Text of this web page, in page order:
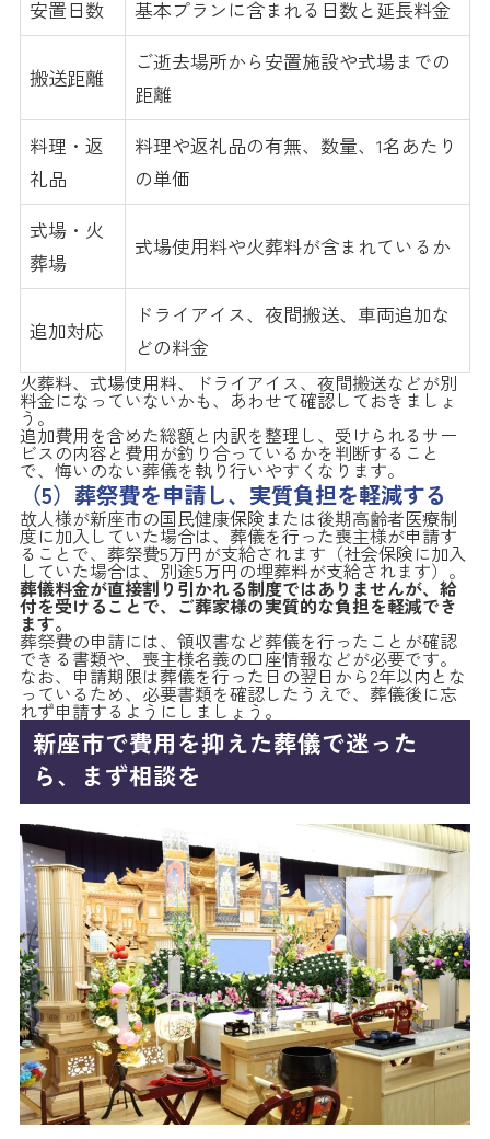
安置日数 基本プランに含まれる日数と延長料金
搬送距離
ご逝去場所から安置施設や式場までの
距離
料理・返
礼品
料理や返礼品の有無、数量、1名あたり
の単価
式場・火
葬場
式場使用料や火葬料が含まれているか
追加対応
ドライアイス、夜間搬送、車両追加な
どの料金
火葬料、式場使用料、ドライアイス、夜間搬送などが別
料金になっていないかも、あわせて確認しておきましょ
う。
追加費用を含めた総額と内訳を整理し、受けられるサー
ビスの内容と費用が釣り合っているかを判断すること
で、悔いのない葬儀を執り行いやすくなります。
（5）葬祭費を申請し、実質負担を軽減する
故人様が新座市の国民健康保険または後期高齢者医療制
度に加入していた場合は、葬儀を行った喪主様が申請す
ることで、葬祭費5万円が支給されます（社会保険に加入
していた場合は、別途5万円の埋葬料が支給されます）。
葬儀料金が直接割り引かれる制度ではありませんが、給
付を受けることで、ご葬家様の実質的な負担を軽減でき
ます。
葬祭費の申請には、領収書など葬儀を行ったことが確認
できる書類や、喪主様名義の口座情報などが必要です。
なお、申請期限は葬儀を行った日の翌日から2年以内とな
っているため、必要書類を確認したうえで、葬儀後に忘
れず申請するようにしましょう。
新座市で費用を抑えた葬儀で迷った
ら、まず相談を